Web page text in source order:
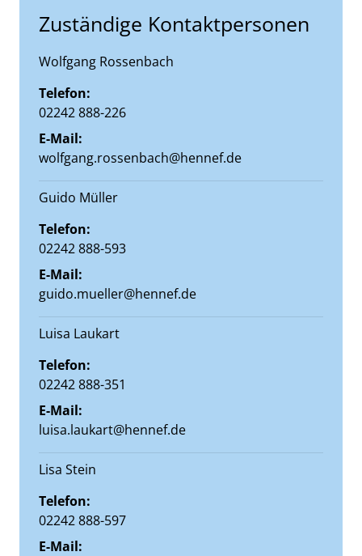
Zuständige Kontaktpersonen
Wolfgang Rossenbach
Telefon:
02242 888-226
E-Mail:
wolfgang.rossenbach@hennef.de
Guido Müller
Telefon:
02242 888-593
E-Mail:
guido.mueller@hennef.de
Luisa Laukart
Telefon:
02242 888-351
E-Mail:
luisa.laukart@hennef.de
Lisa Stein
Telefon:
02242 888-597
E-Mail: